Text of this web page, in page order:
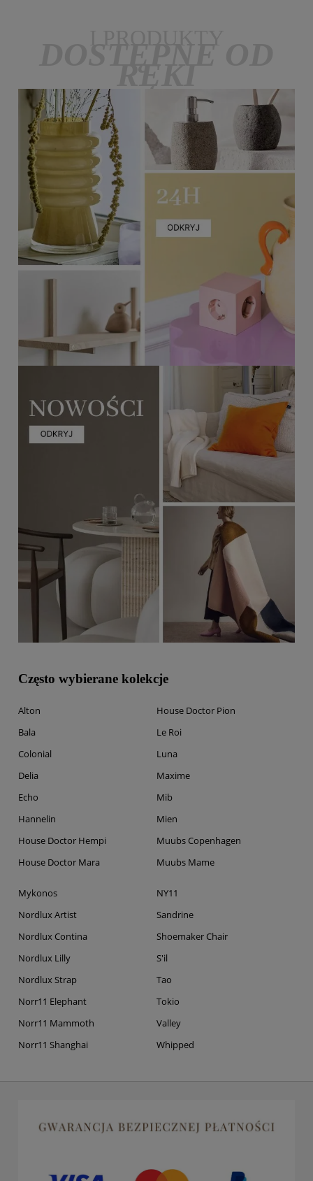
Często wybierane kolekcje
Alton
Bala
Colonial
Delia
Echo
Hannelin
House Doctor Hempi
House Doctor Mara
House Doctor Pion
Le Roi
Luna
Maxime
Mib
Mien
Muubs Copenhagen
Muubs Mame
Mykonos
Nordlux Artist
Nordlux Contina
Nordlux Lilly
Nordlux Strap
Norr11 Elephant
Norr11 Mammoth
Norr11 Shanghai
NY11
Sandrine
Shoemaker Chair
S'il
Tao
Tokio
Valley
Whipped